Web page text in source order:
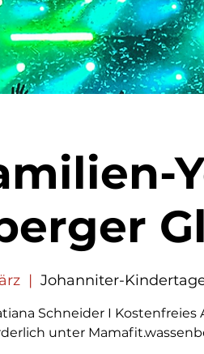
  |
Johanniter-
Schneider I
unter